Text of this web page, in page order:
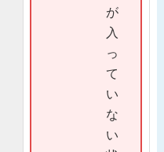
が
入
っ
て
い
な
い